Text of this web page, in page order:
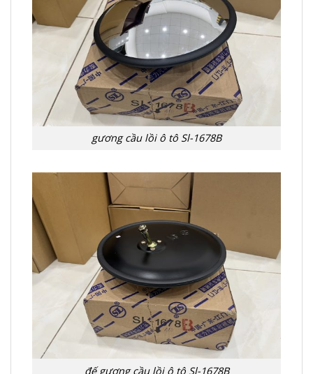
gương cầu lồi ô tô Sl-1678B
đế gương cầu lồi ô tô Sl-1678B